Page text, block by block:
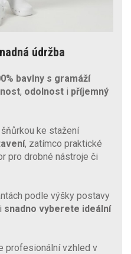
údržba
bavlny s gramáží
, odolnost i příjemný
ke stažení
, zatímco praktické
pro drobné nástroje či
podle výšky postavy
snadno vyberete ideální
profesionální vzhled v